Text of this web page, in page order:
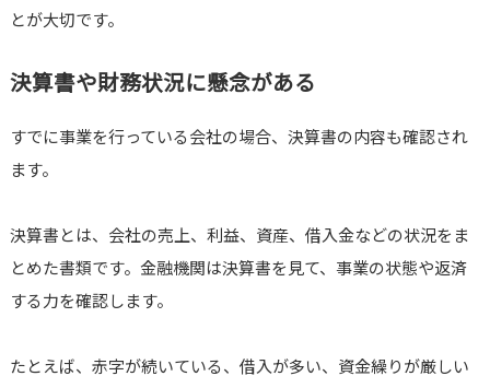
とが大切です。
決算書や財務状況に懸念がある
すでに事業を行っている会社の場合、決算書の内容も確認され
ます。
決算書とは、会社の売上、利益、資産、借入金などの状況をま
とめた書類です。金融機関は決算書を見て、事業の状態や返済
する力を確認します。
たとえば、赤字が続いている、借入が多い、資金繰りが厳しい